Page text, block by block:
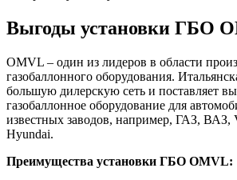
Выгоды установки ГБО
OMVL – один из лидеров в области
газобаллонного оборудования.
большую дилерскую сеть и поставляет
газобаллонное оборудование для
известных заводов, например, ГАЗ, ВАЗ,
Hyundai.
Преимущества установки ГБО OMVL: